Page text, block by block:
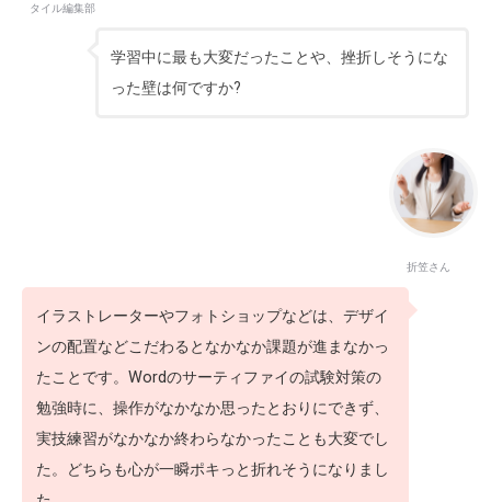
タイル編集部
学習中に最も大変だったことや、挫折しそうにな
った壁は何ですか?
折笠さん
イラストレーターやフォトショップなどは、デザイ
ンの配置などこだわるとなかなか課題が進まなかっ
たことです。Wordのサーティファイの試験対策の
勉強時に、操作がなかなか思ったとおりにできず、
実技練習がなかなか終わらなかったことも大変でし
た。どちらも心が一瞬ポキっと折れそうになりまし